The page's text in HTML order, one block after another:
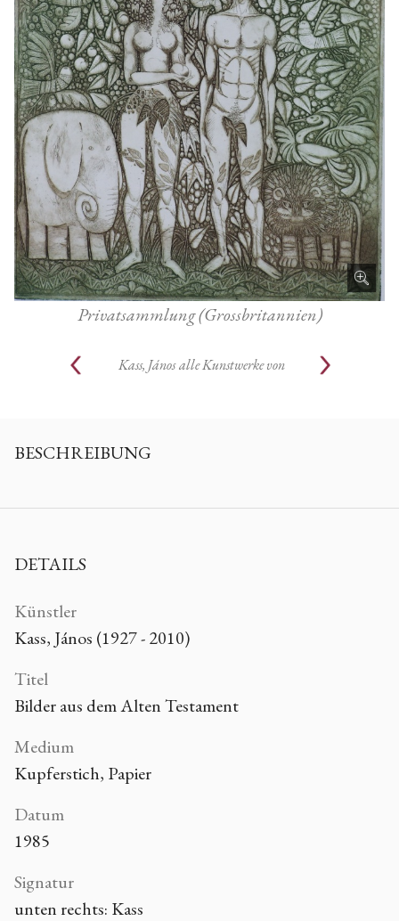
Privatsammlung (Grossbritannien)
Kass, János alle Kunstwerke von
BESCHREIBUNG
DETAILS
Künstler
Kass, János (1927 - 2010)
Titel
Bilder aus dem Alten Testament
Medium
Kupferstich, Papier
Datum
1985
Signatur
unten rechts: Kass